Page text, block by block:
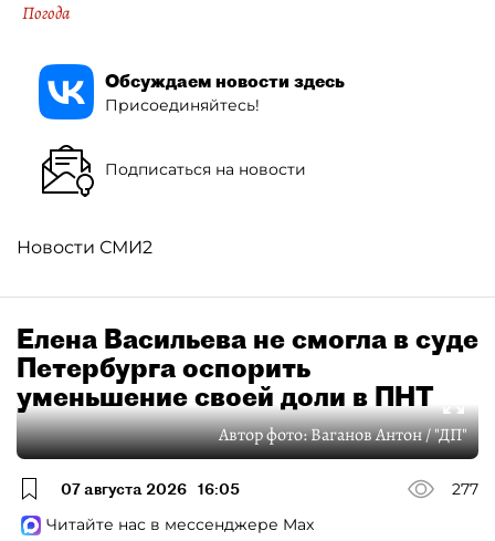
Погода
Обсуждаем новости здесь
Присоединяйтесь!
Подписаться на новости
Новости СМИ2
Елена Васильева не смогла в суде
Петербурга оспорить
уменьшение своей доли в ПНТ
Автор фото:Ваганов Антон / "ДП"
07 августа 2026 16:05
277
Читайте нас в мессенджере Max